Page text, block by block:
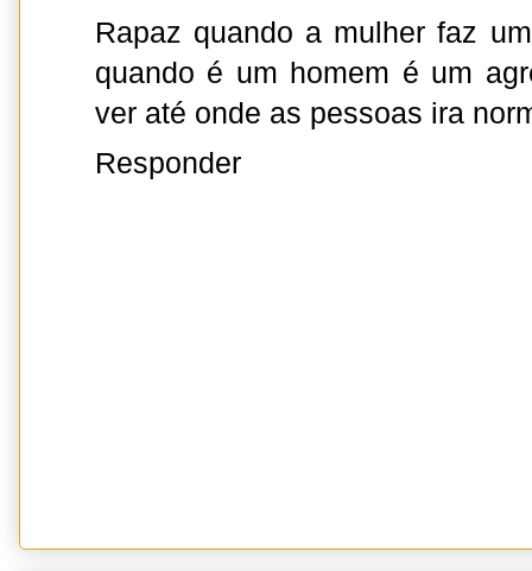
Rapaz quando a mulher faz
quando é um homem é um
ver até onde as pessoas ira
Responder